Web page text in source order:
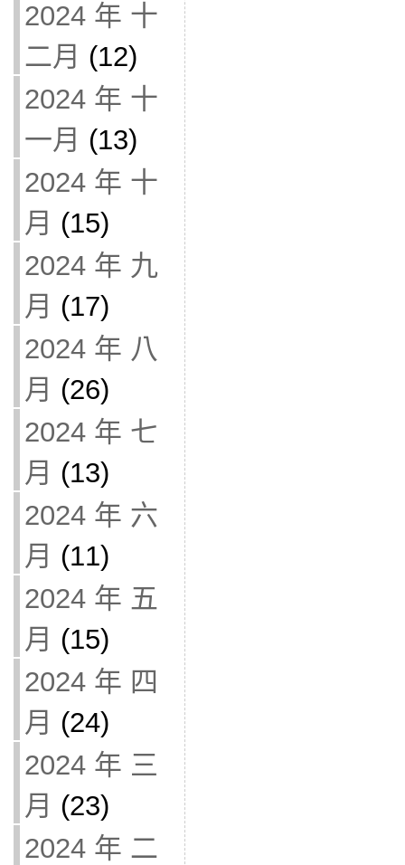
2024 年 十
二月 (12)
2024 年 十
一月 (13)
2024 年 十
月 (15)
2024 年 九
月 (17)
2024 年 八
月 (26)
2024 年 七
月 (13)
2024 年 六
月 (11)
2024 年 五
月 (15)
2024 年 四
月 (24)
2024 年 三
月 (23)
2024 年 二